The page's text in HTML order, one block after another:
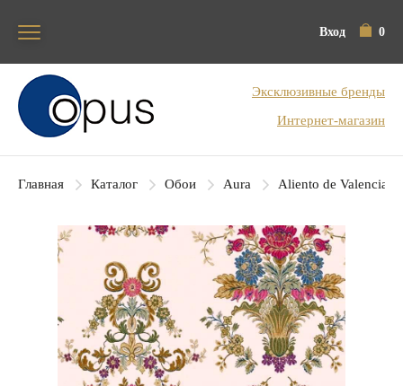
Вход 0
Блок поиска
Эксклюзивные бренды
Интернет-магазин
Главная Каталог Обои Aura Aliento de Valencia